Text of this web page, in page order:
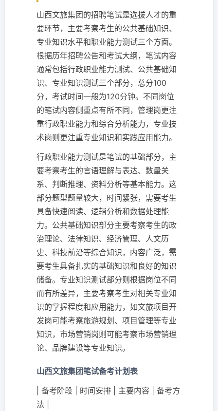
山西文旅集团的招聘笔试是选拔人才的重
要环节，主要考察考生的公共基础知识、
专业知识水平和职业能力测试三个方面。
根据历年招聘公告和考试大纲，笔试内容
通常包括行政职业能力测试、公共基础知
识、专业知识测试三个部分，总分100
分，考试时间一般为120分钟。不同岗位
的笔试内容侧重点有所不同，管理岗更注
重行政职业能力和综合分析能力，专业技
术岗则更注重专业知识和实践应用能力。
行政职业能力测试是笔试的基础部分，主
要考察考生的言语理解与表达、数量关
系、判断推理、资料分析等基本能力。这
部分题型题量较大，时间紧张，需要考生
具备快速阅读、逻辑分析和数据处理能
力。公共基础知识部分主要考察考生的政
治理论、法律知识、经济管理、人文历
史、科技前沿等综合知识，内容广泛，需
要考生具备扎实的基础知识和良好的知识
储备。专业知识测试部分则根据岗位不同
而有所差异，主要考察考生对相关专业知
识的掌握程度和应用能力，如文旅项目开
发岗可能考察旅游规划、项目管理等专业
知识，市场营销岗则可能考察市场营销理
论、品牌建设等专业知识。
山西文旅集团笔试备考计划表
| 备考阶段 | 时间安排 | 主要内容 | 备考方
法 |